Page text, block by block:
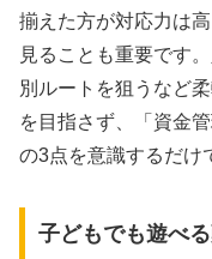
揃えた方が対応力は
見ることも重要です
別ルートを狙うなど
を目指さず、「資金
の3点を意識するだけ
子どもでも遊べ